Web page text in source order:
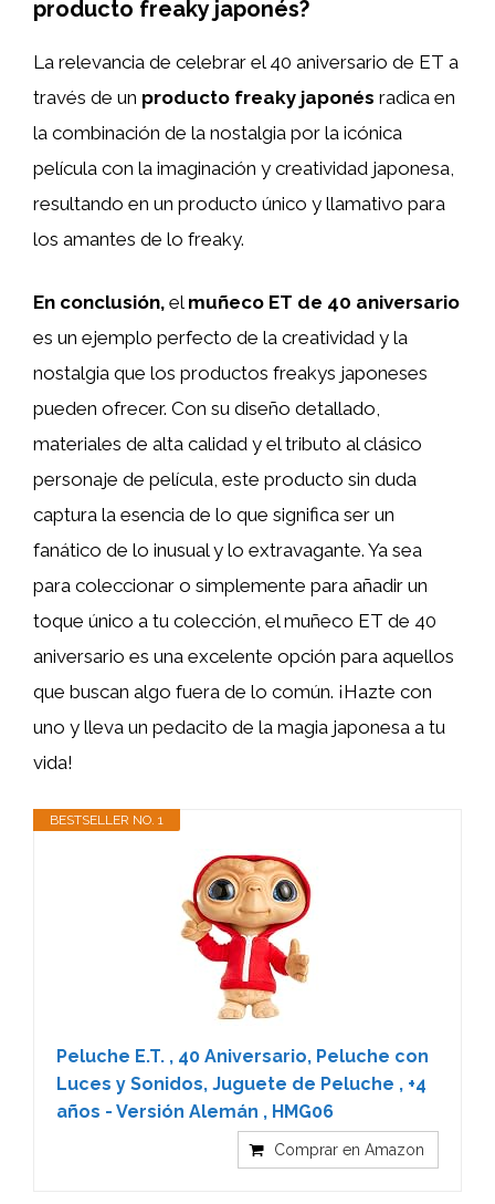
producto freaky japonés?
La relevancia de celebrar el 40 aniversario de ET a
través de un producto freaky japonés radica en
la combinación de la nostalgia por la icónica
película con la imaginación y creatividad japonesa,
resultando en un producto único y llamativo para
los amantes de lo freaky.
En conclusión, el muñeco ET de 40 aniversario
es un ejemplo perfecto de la creatividad y la
nostalgia que los productos freakys japoneses
pueden ofrecer. Con su diseño detallado,
materiales de alta calidad y el tributo al clásico
personaje de película, este producto sin duda
captura la esencia de lo que significa ser un
fanático de lo inusual y lo extravagante. Ya sea
para coleccionar o simplemente para añadir un
toque único a tu colección, el muñeco ET de 40
aniversario es una excelente opción para aquellos
que buscan algo fuera de lo común. ¡Hazte con
uno y lleva un pedacito de la magia japonesa a tu
vida!
BESTSELLER NO. 1
Peluche E.T. , 40 Aniversario, Peluche con
Luces y Sonidos, Juguete de Peluche , +4
años - Versión Alemán , HMG06
Comprar en Amazon